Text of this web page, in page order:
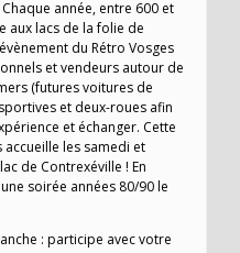
année, entre 600 et
aux lacs de la folie de
du Rétro Vosges
et vendeurs autour de
(futures voitures de
et deux-roues afin
et échanger. Cette
accueille les samedi et
de Contrexéville ! En
soirée années 80/90 le
: participe avec votre